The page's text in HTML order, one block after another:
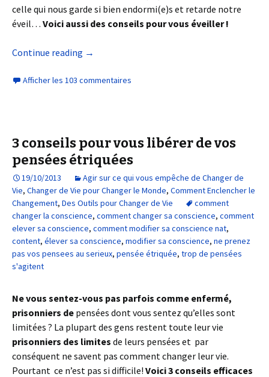
celle qui nous garde si bien endormi(e)s et retarde notre
éveil… Voici aussi des conseils pour vous éveiller !
Continue reading →
Afficher les 103 commentaires
3 conseils pour vous libérer de vos
pensées étriquées
19/10/2013
Agir sur ce qui vous empêche de Changer de
Vie, Changer de Vie pour Changer le Monde, Comment Enclencher le
Changement, Des Outils pour Changer de Vie
comment
changer la conscience, comment changer sa conscience, comment
elever sa conscience, comment modifier sa conscience nat,
content, élever sa conscience, modifier sa conscience, ne prenez
pas vos pensees au serieux, pensée étriquée, trop de pensées
s'agitent
Ne vous sentez-vous pas parfois comme enfermé,
prisonniers de pensées dont vous sentez qu’elles sont
limitées ? La plupart des gens restent toute leur vie
prisonniers des limites de leurs pensées et par
conséquent ne savent pas comment changer leur vie.
Pourtant ce n’est pas si difficile! Voici 3 conseils efficaces